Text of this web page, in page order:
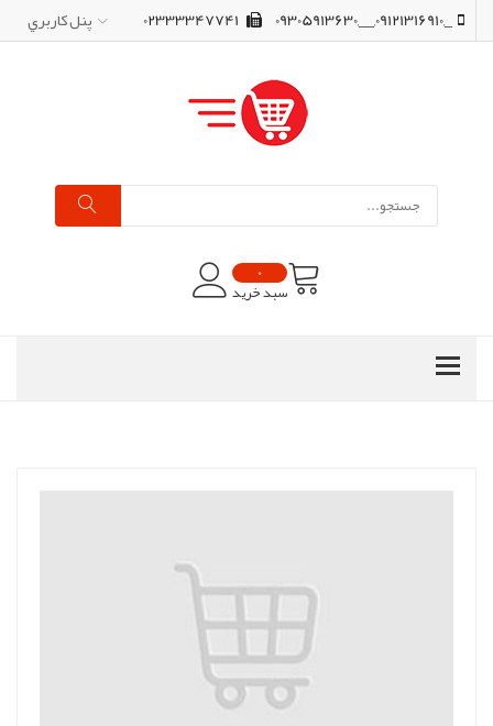
_,09121316910,__,09305913630 پنل کاربري
0
سبد خرید